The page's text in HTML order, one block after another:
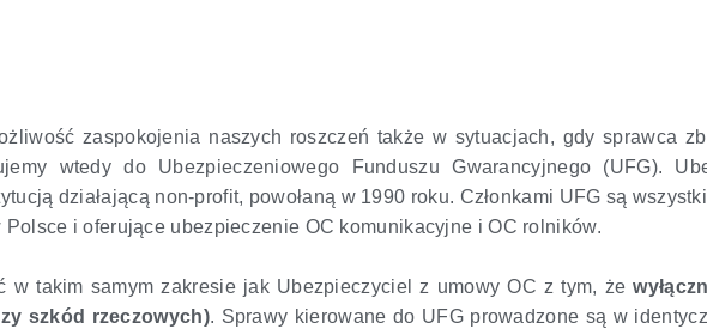
zaspokojenia naszych roszczeń także w sytuacjach, gdy sprawca
wtedy do Ubezpieczeniowego Funduszu Gwarancyjnego (UFG).
działającą non-profit, powołaną w 1990 roku. Członkami UFG są
i oferujące ubezpieczenie OC komunikacyjne i OC rolników.
w takim samym zakresie jak Ubezpieczyciel z umowy OC z tym, że
szkód rzeczowych). Sprawy kierowane do UFG prowadzone są w